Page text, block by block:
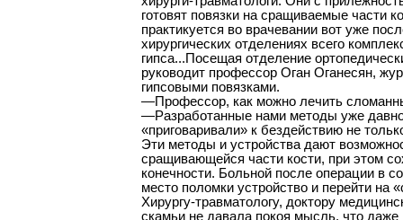
готовят повязки на сращиваемые части
практикуется во врачевании вот уже
хирургических отделениях всего
гипса...Посещая отделение
руководит профессор Оган Оганесян,
гипсовыми повязками.
—Профессор, как можно лечить
—Разработанные нами методы уже
«приговаривали» к бездействию не
Эти методы и устройства дают
сращивающейся части кости, при этом
конечности. Больной после операции в
место поломки устройство и перейти
Хирургу-травматологу, доктору
скамьи не давала покоя мысль, что